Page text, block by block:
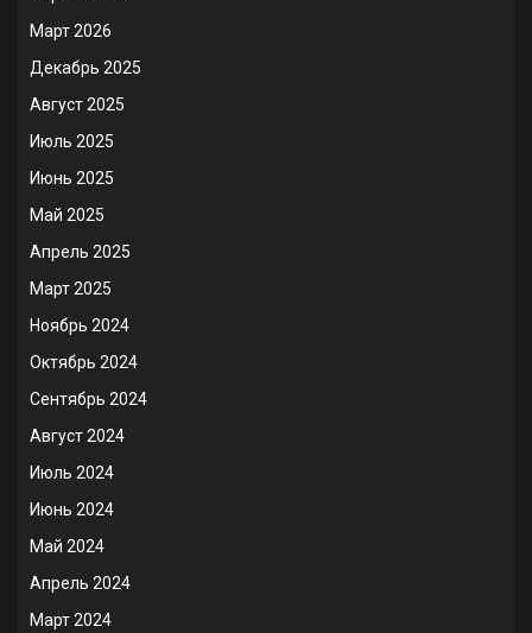
Март 2026
Декабрь 2025
Август 2025
Июль 2025
Июнь 2025
Май 2025
Апрель 2025
Март 2025
Ноябрь 2024
Октябрь 2024
Сентябрь 2024
Август 2024
Июль 2024
Июнь 2024
Май 2024
Апрель 2024
Март 2024